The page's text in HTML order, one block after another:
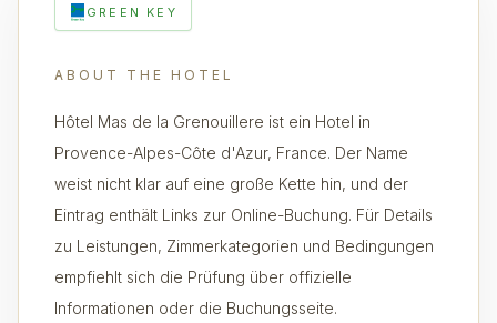
GREEN KEY
ABOUT THE HOTEL
Hôtel Mas de la Grenouillere ist ein Hotel in
Provence-Alpes-Côte d'Azur, France. Der Name
weist nicht klar auf eine große Kette hin, und der
Eintrag enthält Links zur Online-Buchung. Für Details
zu Leistungen, Zimmerkategorien und Bedingungen
empfiehlt sich die Prüfung über offizielle
Informationen oder die Buchungsseite.